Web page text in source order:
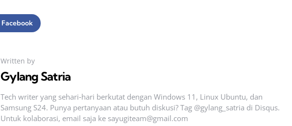
Facebook
Written by
Gylang Satria
Tech writer yang sehari‑hari berkutat dengan Windows 11, Linux Ubuntu, dan
Samsung S24. Punya pertanyaan atau butuh diskusi? Tag @gylang_satria di Disqus.
Untuk kolaborasi, email saja ke sayugiteam@gmail.com